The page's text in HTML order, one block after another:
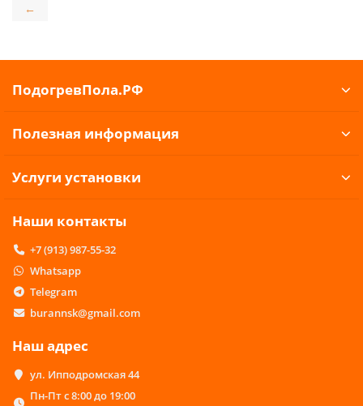
←
ПодогревПола.РФ
Полезная информация
Услуги установки
Наши контакты
+7 (913) 987-55-32
Whatsapp
Telegram
burannsk@gmail.com
Наш адрес
ул. Ипподромская 44
Пн-Пт с 8:00 до 19:00